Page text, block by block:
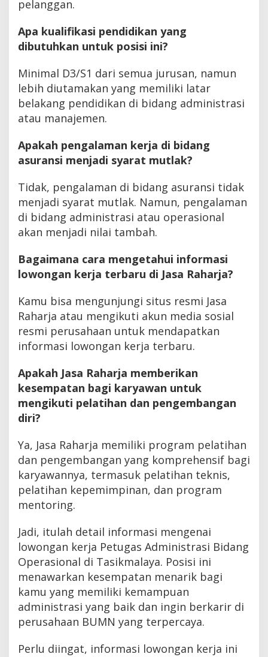
pelanggan.
Apa kualifikasi pendidikan yang
dibutuhkan untuk posisi ini?
Minimal D3/S1 dari semua jurusan, namun
lebih diutamakan yang memiliki latar
belakang pendidikan di bidang administrasi
atau manajemen.
Apakah pengalaman kerja di bidang
asuransi menjadi syarat mutlak?
Tidak, pengalaman di bidang asuransi tidak
menjadi syarat mutlak. Namun, pengalaman
di bidang administrasi atau operasional
akan menjadi nilai tambah.
Bagaimana cara mengetahui informasi
lowongan kerja terbaru di Jasa Raharja?
Kamu bisa mengunjungi situs resmi Jasa
Raharja atau mengikuti akun media sosial
resmi perusahaan untuk mendapatkan
informasi lowongan kerja terbaru.
Apakah Jasa Raharja memberikan
kesempatan bagi karyawan untuk
mengikuti pelatihan dan pengembangan
diri?
Ya, Jasa Raharja memiliki program pelatihan
dan pengembangan yang komprehensif bagi
karyawannya, termasuk pelatihan teknis,
pelatihan kepemimpinan, dan program
mentoring.
Jadi, itulah detail informasi mengenai
lowongan kerja Petugas Administrasi Bidang
Operasional di Tasikmalaya. Posisi ini
menawarkan kesempatan menarik bagi
kamu yang memiliki kemampuan
administrasi yang baik dan ingin berkarir di
perusahaan BUMN yang terpercaya.
Perlu diingat, informasi lowongan kerja ini